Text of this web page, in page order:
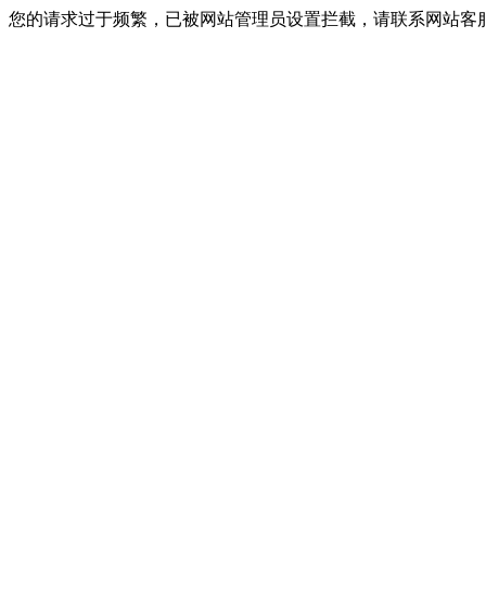
您的请求过于频繁，已被网站管理员设置拦截，请联系网站客